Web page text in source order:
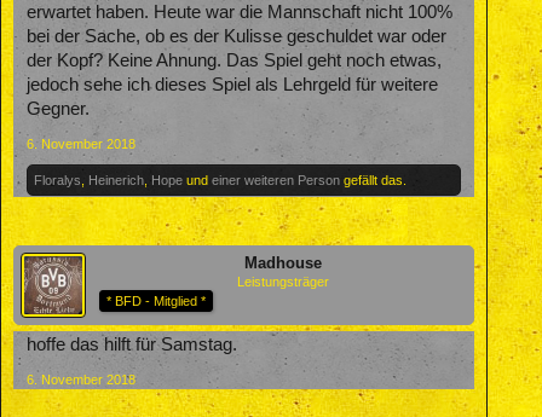
erwartet haben. Heute war die Mannschaft nicht 100%
bei der Sache, ob es der Kulisse geschuldet war oder
der Kopf? Keine Ahnung. Das Spiel geht noch etwas,
jedoch sehe ich dieses Spiel als Lehrgeld für weitere
Gegner.
6. November 2018
Floralys Heinerich Hope und einer weiteren Person gefällt das.
Madhouse
Leistungsträger
* BFD - Mitglied *
hoffe das hilft für Samstag.
6. November 2018